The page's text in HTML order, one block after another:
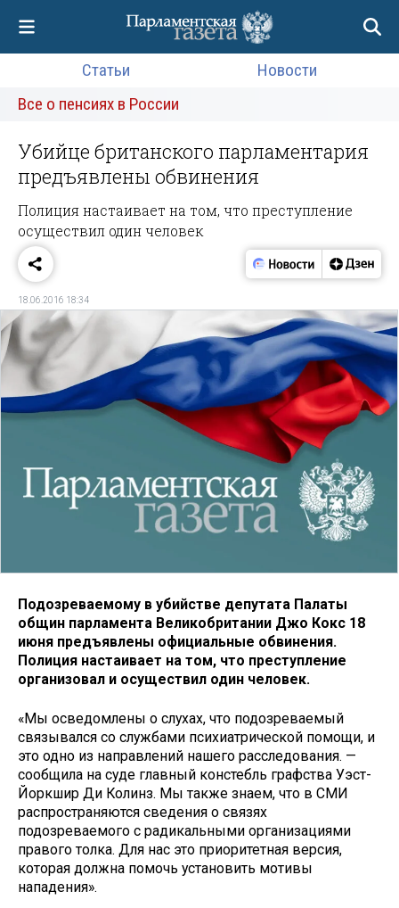
Статьи
Новости
Все о пенсиях в России
Убийце британского парламентария
предъявлены обвинения
Полиция настаивает на том, что преступление
осуществил один человек
18.06.2016 18:34
Подозреваемому в убийстве депутата Палаты
общин парламента Великобритании Джо Кокс 18
июня предъявлены официальные обвинения.
Полиция настаивает на том, что преступление
организовал и осуществил один человек.
«Мы осведомлены о слухах, что подозреваемый
связывался со службами психиатрической помощи, и
это одно из направлений нашего расследования. —
сообщила на суде главный констебль графства Уэст-
Йоркшир Ди Колинз. Мы также знаем, что в СМИ
распространяются сведения о связях
подозреваемого с радикальными организациями
правого толка. Для нас это приоритетная версия,
которая должна помочь установить мотивы
нападения».